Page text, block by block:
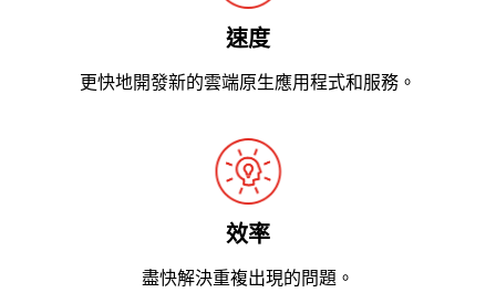
速度
更快地開發新的雲端原生應用程式和服務。
效率
盡快解決重複出現的問題。